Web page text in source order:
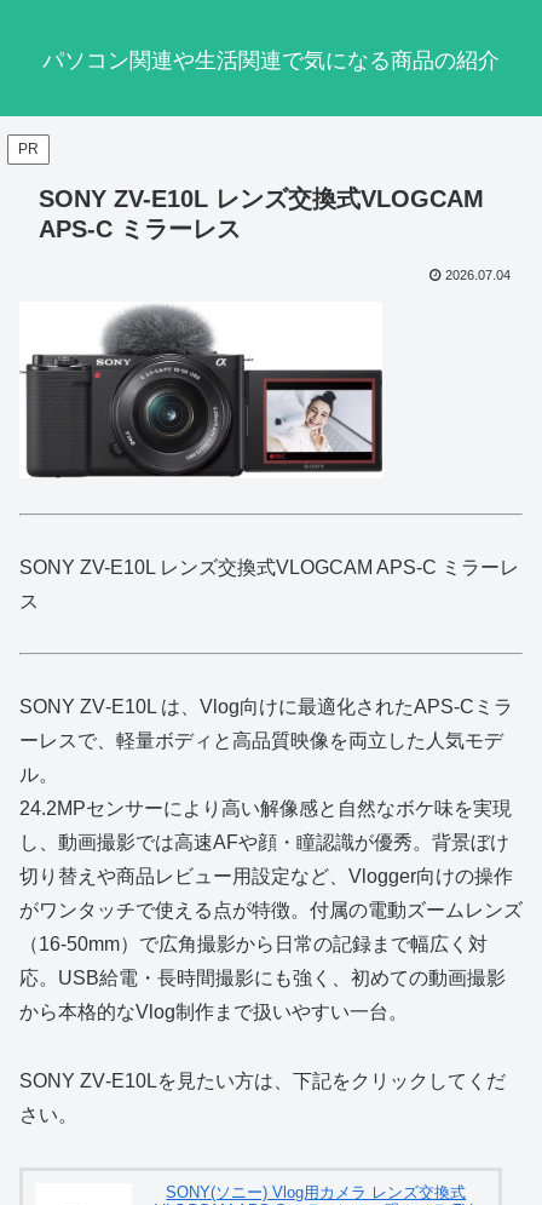
パソコン関連や生活関連で気になる商品の紹介
PR
SONY ZV-E10L レンズ交換式VLOGCAM
APS-C ミラーレス
2026.07.04
SONY ZV-E10L レンズ交換式VLOGCAM APS-C ミラーレ
ス
SONY ZV‑E10L は、Vlog向けに最適化されたAPS‑Cミラ
ーレスで、軽量ボディと高品質映像を両立した人気モデ
ル。
24.2MPセンサーにより高い解像感と自然なボケ味を実現
し、動画撮影では高速AFや顔・瞳認識が優秀。背景ぼけ
切り替えや商品レビュー用設定など、Vlogger向けの操作
がワンタッチで使える点が特徴。付属の電動ズームレンズ
（16‑50mm）で広角撮影から日常の記録まで幅広く対
応。USB給電・長時間撮影にも強く、初めての動画撮影
から本格的なVlog制作まで扱いやすい一台。
SONY ZV‑E10Lを見たい方は、下記をクリックしてくだ
さい。
SONY(ソニー) Vlog用カメラ レンズ交換式